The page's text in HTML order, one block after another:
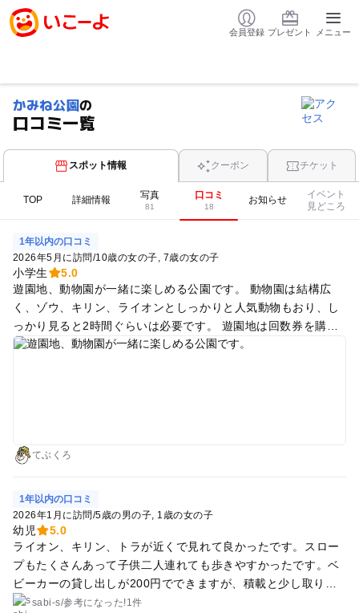
会員登録 プレゼント メニュー
かみね公園の
口コミ一覧
スポット情報 クーポン チケット
TOP 詳細情報 写真
81
口コミ
18
お知らせ
イベント
見どころ
1年以内の口コミ
2026年5月に訪問/10歳の女の子 7歳の女の子
小学生
5.0
遊園地、動物園が一緒に楽しめる公園です。 動物園は結構広
く、ゾウ、キリン、ライオンとしっかりと人気動物もおり、し
っかり見ると2時間ぐらいは必要です。 遊園地は回数券を購入
して利用します。遊園地は2つのエリアに分かれていて、動物
てぶくろ
1年以内の口コミ
2026年1月に訪問/5歳の男の子 1歳の女の子
幼児
5.0
ライオン、キリン、トラが近くで見れて良かったです。スロー
プもたくさんあって子供二人連れても歩きやすかったです。ベ
ビーカーの貸し出しが200円でできますが、積載と少し取り回
しのしにくさが残念でした。 冬はしっかり防寒対策してきまし
sabi-s/参考に なった!1件